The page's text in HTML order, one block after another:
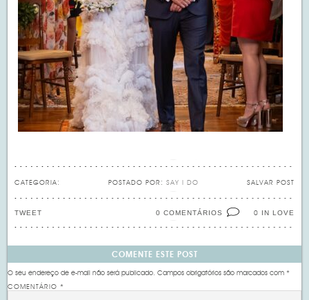
CATEGORIA: SALVAR POST
POSTADO POR: SAY I DO
0 IN LOVE
0 COMENTÁRIOS
TWEET
COMENTE ESTE POST
O seu endereço de e-mail não será publicado. Campos obrigatórios são marcados com*
COMENTÁRIO*